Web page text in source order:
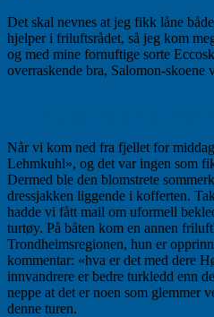
Det skal nevnes at jeg fikk låne
hjelper i friluftsrådet, så jeg kom
og med mine fornuftige sorte
overraskende bra, Salomon-
Når vi kom ned fra fjellet for
Lehmkuhl», og det var ingen som
Dermed ble den blomstrete
dressjakken liggende i kofferten.
hadde vi fått mail om uformell
turtøy. På båten kom en annen
Trondheimsregionen, hun er
kommentar: «hva er det med dere
innvandrere er bedre turkledd enn
neppe at det er noen som glemmer
denne turen.